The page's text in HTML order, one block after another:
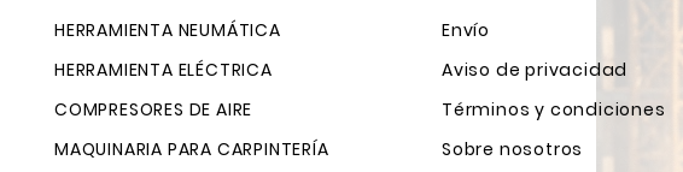
HERRAMIENTA NEUMÁTICA
HERRAMIENTA ELÉCTRICA
COMPRESORES DE AIRE
MAQUINARIA PARA CARPINTERÍA
Envío
Aviso de privacidad
Términos y condiciones
Sobre nosotros